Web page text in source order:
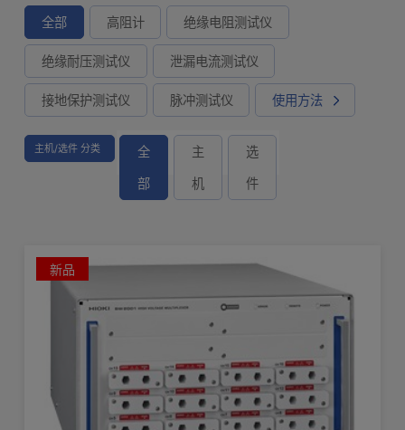
全部 高阻计 绝缘电阻测试仪
绝缘耐压测试仪 泄漏电流测试仪
接地保护测试仪 脉冲测试仪 使用方法
主机/选件 分类 全
部
主
机
选
件
新品